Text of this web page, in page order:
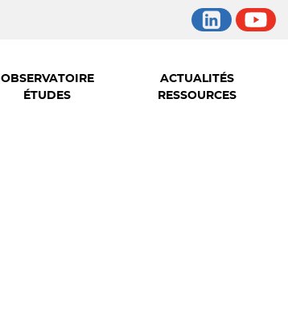
OBSERVATOIRE
ÉTUDES
ACTUALITÉS
RESSOURCES